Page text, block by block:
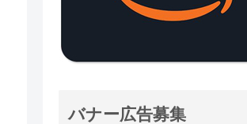
バナー広告募集